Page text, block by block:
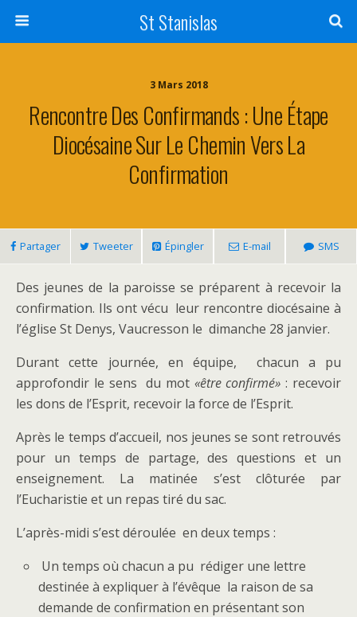
St Stanislas
3 Mars 2018
Rencontre Des Confirmands : Une Étape
Diocésaine Sur Le Chemin Vers La
Confirmation
Partager Tweeter Épingler E-mail SMS
Des jeunes de la paroisse se préparent à recevoir la
confirmation. Ils ont vécu leur rencontre diocésaine à
l’église St Denys, Vaucresson le dimanche 28 janvier.
Durant cette journée, en équipe, chacun a pu
approfondir le sens du mot «être confirmé» : recevoir
les dons de l’Esprit, recevoir la force de l’Esprit.
Après le temps d’accueil, nos jeunes se sont retrouvés
pour un temps de partage, des questions et un
enseignement. La matinée s’est clôturée par
l’Eucharistie et un repas tiré du sac.
L’après-midi s’est déroulée en deux temps :
Un temps où chacun a pu rédiger une lettre
destinée à expliquer à l’évêque la raison de sa
demande de confirmation en présentant son